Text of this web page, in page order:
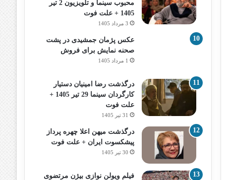
محبوب سینما و تلویزیون 2 تیر
1405 + علت فوت
3 مرداد 1405
عکس پژمان جمشیدی در پشت
صحنه نمایش برای فروش
1 مرداد 1405
درگذشت رضا امینیان دستیار
کارگردان سینما 29 تیر 1405 +
علت فوت
31 تیر 1405
درگذشت میهن اعلا چهره پرداز
پیشکسوت ایران + علت فوت
30 تیر 1405
فیلم ویولن نوازی بیژن مرتضوی